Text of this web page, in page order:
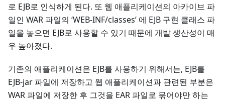
로 EJB로 인식하게 된다. 또 웹 애플리케이션의 아카이브 파
일인 WAR 파일의 ‘WEB-INF/classes’ 에 EJB 구현 클래스 파
일을 놓으면 EJB로 사용할 수 있기 때문에 개발 생산성이 매
우 높아졌다.
기존의 애플리케이션은 EJB를 사용하기 위해서는, EJB를
EJB-jar 파일에 저장하고 웹 애플리케이션과 관련된 부분은
WAR 파일에 저장한 후 그것을 EAR 파일로 묶어야만 하는